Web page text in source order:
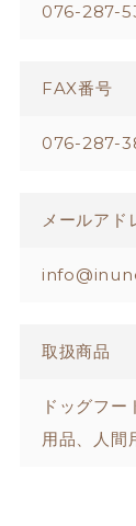
076-287-
FAX番号
076-287-
メールアド
取扱商品
ドッグフ
用品、人間